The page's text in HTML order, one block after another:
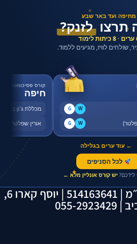
✦
✦
✦
מחיפה ועד באר שבע
תרצולזנק?
שולחים לוויז, מגיעים ללמוד.
W
G
W
G
קורס פסיכומטרי
חיפה
מכללת ג'ון
אורין שפלטר,
← עוד ערים בגלילה
לכל הסניפים
לידכם? יש קורס אונליין מלא ←
זינוק בתי ספר בע״מ | 514163641 | יוסף קארו 6,